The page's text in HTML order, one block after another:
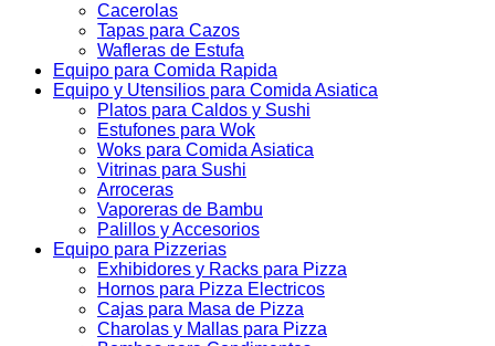
Cacerolas
Tapas para Cazos
Wafleras de Estufa
Equipo para Comida Rapida
Equipo y Utensilios para Comida Asiatica
Platos para Caldos y Sushi
Estufones para Wok
Woks para Comida Asiatica
Vitrinas para Sushi
Arroceras
Vaporeras de Bambu
Palillos y Accesorios
Equipo para Pizzerias
Exhibidores y Racks para Pizza
Hornos para Pizza Electricos
Cajas para Masa de Pizza
Charolas y Mallas para Pizza